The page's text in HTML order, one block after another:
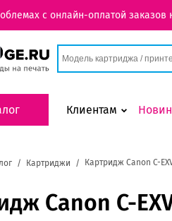
с онлайн-оплатой
Клиентам
Картриджи Картридж Canon C-
Canon C-